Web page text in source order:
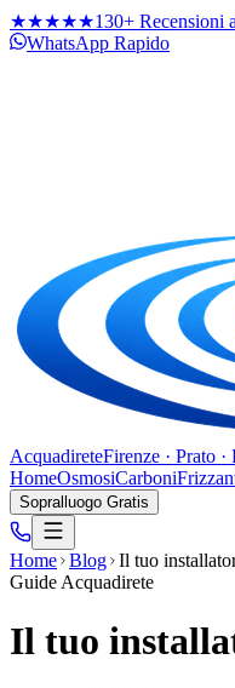
★★★★★130+ Recensioni
WhatsApp Rapido
AcquadireteFirenze · Prato ·
HomeOsmosiCarboni
Sopralluogo Gratis
Home Blog Il tuo
Guide Acquadirete
Il tuo